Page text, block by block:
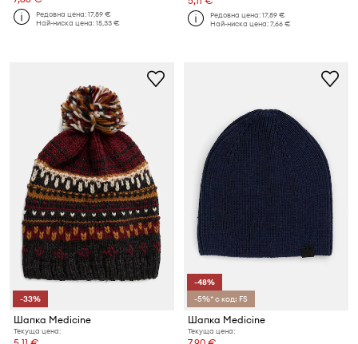
Редовна цена:17,89 €
Най-ниска цена:15,33 €
Редовна цена:17,89 €
Най-ниска цена:7,66 €
-33%
Шапка Medicine
Текуща цена:
-48%
-5%* с код: FS
Шапка Medicine
Текуща цена: